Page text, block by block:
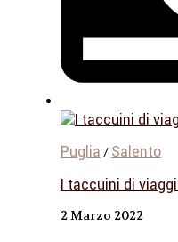
Puglia/Salento
I taccuini di
2 Marzo 2022